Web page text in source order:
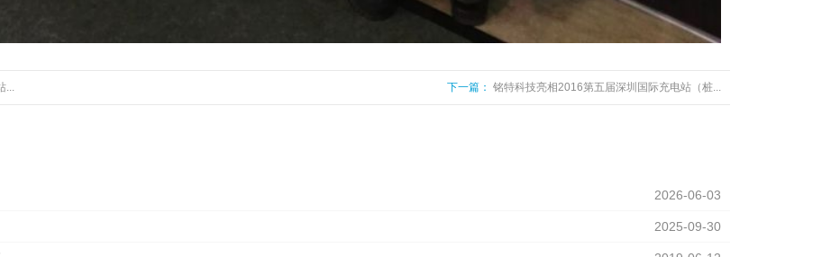
... 下一篇： 铭特科技亮相2016第五届深圳国际充电站（桩...
2026-06-03
2025-09-30